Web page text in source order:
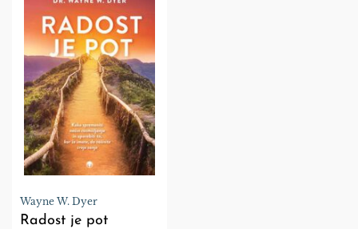
Wayne W. Dyer
Radost je pot